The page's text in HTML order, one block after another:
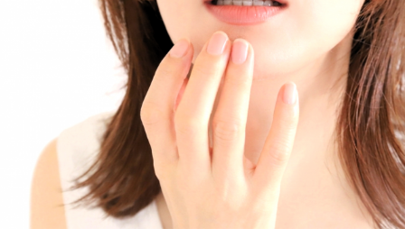
これに対して、カミムラは「ぐりんぴーすさんが言っている
のは、1～2年目の芸人の子たちだと思うんですけど……たぶ
ん、その子たちは本当に挨拶していないと思います」と苦笑
い。有吉が「なんでなの？」と尋ねると、カミムラは「こん
なことを言うのもあれですけど、（ぐりんぴーすさんが）ど
ういう先輩か分かっていないんだと思います」と正直に語り
ます。
それを受け、有吉は「でもさ、この世界に入ったら俺だって
（若手の頃は）誰か分からない人にも一応挨拶するじゃな
い？ 何があるか分からないからさ」と持論を語ります。その